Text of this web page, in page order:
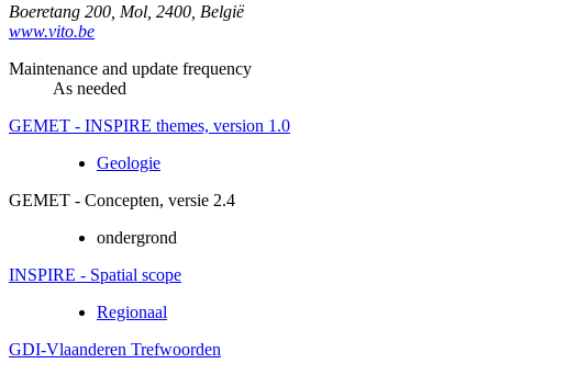
Boeretang 200 Mol 2400 België
www.vito.be
Maintenance and update frequency
As needed
GEMET - INSPIRE themes, version 1.0
Geologie
GEMET - Concepten, versie 2.4
ondergrond
INSPIRE - Spatial scope
Regionaal
GDI-Vlaanderen Trefwoorden